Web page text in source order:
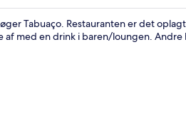
Tabuaço. Restauranten er det
af med en drink i baren/loungen.